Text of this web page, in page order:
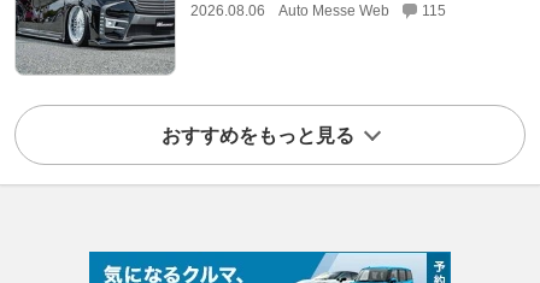
2026.08.06 Auto Messe Web 115
おすすめをもっと見る